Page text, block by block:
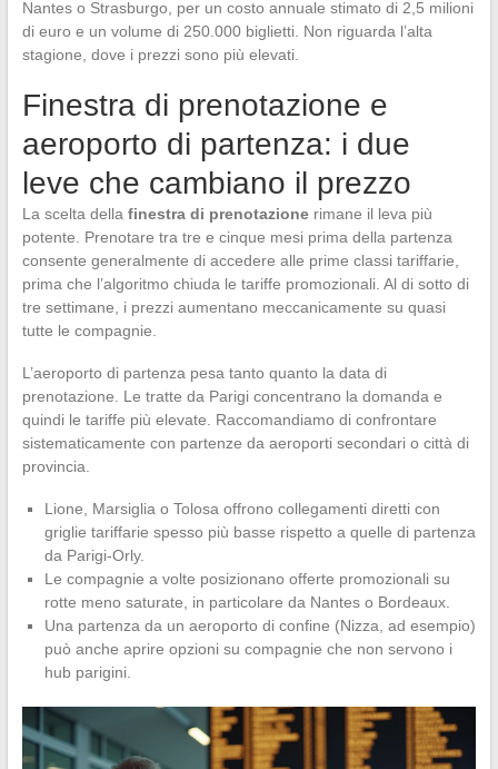
Nantes o Strasburgo, per un costo annuale stimato di 2,5 milioni
di euro e un volume di 250.000 biglietti. Non riguarda l’alta
stagione, dove i prezzi sono più elevati.
Finestra di prenotazione e
aeroporto di partenza: i due
leve che cambiano il prezzo
La scelta della finestra di prenotazionerimane il leva più
potente. Prenotare tra tre e cinque mesi prima della partenza
consente generalmente di accedere alle prime classi tariffarie,
prima che l’algoritmo chiuda le tariffe promozionali. Al di sotto di
tre settimane, i prezzi aumentano meccanicamente su quasi
tutte le compagnie.
L’aeroporto di partenza pesa tanto quanto la data di
prenotazione. Le tratte da Parigi concentrano la domanda e
quindi le tariffe più elevate. Raccomandiamo di confrontare
sistematicamente con partenze da aeroporti secondari o città di
provincia.
Lione, Marsiglia o Tolosa offrono collegamenti diretti con
griglie tariffarie spesso più basse rispetto a quelle di partenza
da Parigi-Orly.
Le compagnie a volte posizionano offerte promozionali su
rotte meno saturate, in particolare da Nantes o Bordeaux.
Una partenza da un aeroporto di confine (Nizza, ad esempio)
può anche aprire opzioni su compagnie che non servono i
hub parigini.